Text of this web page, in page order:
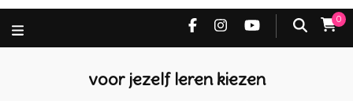
0
voor jezelf leren kiezen